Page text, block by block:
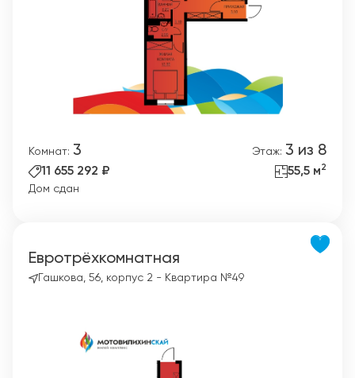
Комнат: 3 Этаж: 3 из 8
11 655 292 ₽ 55,5 м2
Дом сдан
Евротрёхкомнатная
Гашкова, 56, корпус 2 - Квартира №49